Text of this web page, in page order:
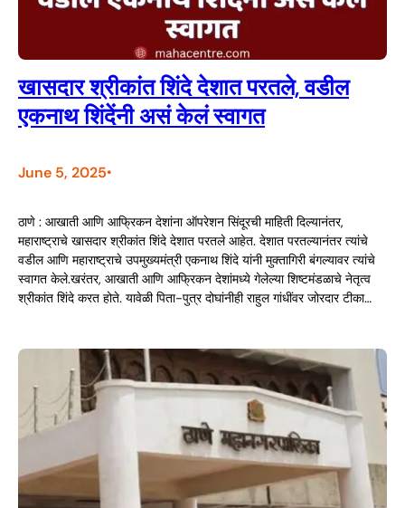
खासदार श्रीकांत शिंदे देशात परतले, वडील
एकनाथ शिंदेंनी असं केलं स्वागत
June 5, 2025•
ठाणे : आखाती आणि आफ्रिकन देशांना ऑपरेशन सिंदूरची माहिती दिल्यानंतर,
महाराष्ट्राचे खासदार श्रीकांत शिंदे देशात परतले आहेत. देशात परतल्यानंतर त्यांचे
वडील आणि महाराष्ट्राचे उपमुख्यमंत्री एकनाथ शिंदे यांनी मुक्तागिरी बंगल्यावर त्यांचे
स्वागत केले.खरंतर, आखाती आणि आफ्रिकन देशांमध्ये गेलेल्या शिष्टमंडळाचे नेतृत्व
श्रीकांत शिंदे करत होते. यावेळी पिता-पुत्र दोघांनीही राहुल गांधींवर जोरदार टीका…